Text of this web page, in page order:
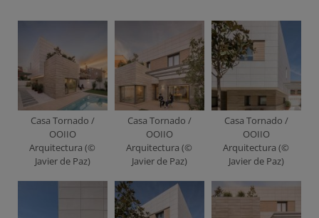
Casa Tornado /
OOIIO
Arquitectura (©
Javier de Paz)
Casa Tornado /
OOIIO
Arquitectura (©
Javier de Paz)
Casa Tornado /
OOIIO
Arquitectura (©
Javier de Paz)